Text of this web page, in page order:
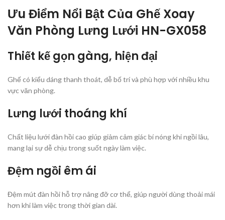
Ưu Điểm Nổi Bật Của Ghế Xoay
Văn Phòng Lưng Lưới HN-GX058
Thiết kế gọn gàng, hiện đại
Ghế có kiểu dáng thanh thoát, dễ bố trí và phù hợp với nhiều khu
vực văn phòng.
Lưng lưới thoáng khí
Chất liệu lưới đàn hồi cao giúp giảm cảm giác bí nóng khi ngồi lâu,
mang lại sự dễ chịu trong suốt ngày làm việc.
Đệm ngồi êm ái
Đệm mút đàn hồi hỗ trợ nâng đỡ cơ thể, giúp người dùng thoải mái
hơn khi làm việc trong thời gian dài.